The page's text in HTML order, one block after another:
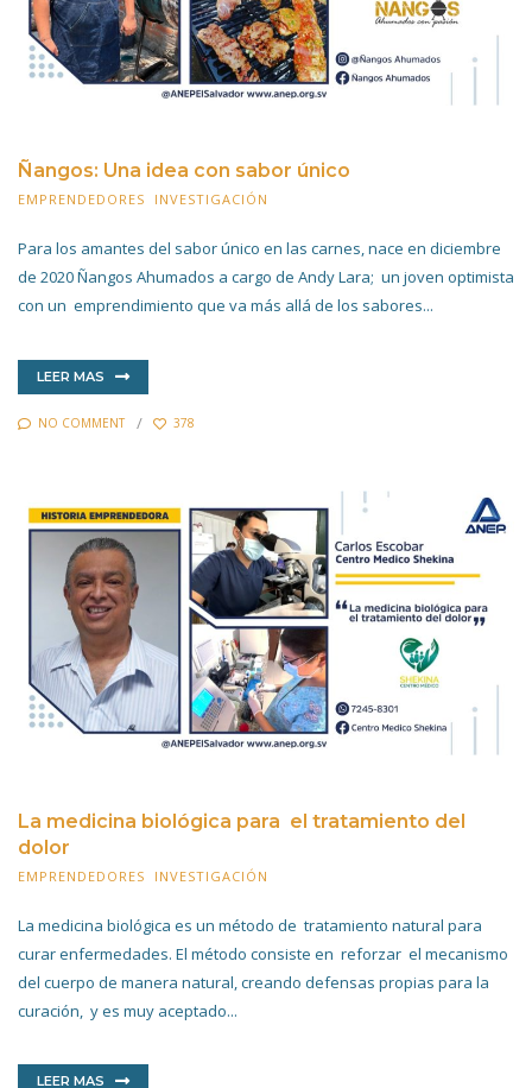
Ñangos: Una idea con sabor único
EMPRENDEDORES INVESTIGACIÓN
Para los amantes del sabor único en las carnes, nace en diciembre
de 2020 Ñangos Ahumados a cargo de Andy Lara; un joven optimista
con un emprendimiento que va más allá de los sabores...
LEER MAS
NO COMMENT 378
La medicina biológica para el tratamiento del
dolor
EMPRENDEDORES INVESTIGACIÓN
La medicina biológica es un método de tratamiento natural para
curar enfermedades. El método consiste en reforzar el mecanismo
del cuerpo de manera natural, creando defensas propias para la
curación, y es muy aceptado...
LEER MAS